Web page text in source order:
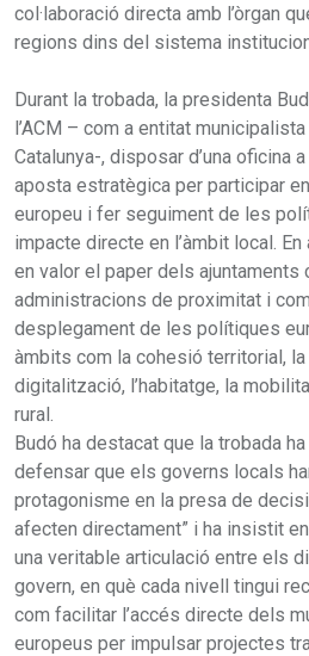
col·laboració directa amb l’òrgan
regions dins del sistema
Durant la trobada, la presidenta
l’ACM – com a entitat
Catalunya-, disposar d’una oficina
aposta estratègica per participar
europeu i fer seguiment de les
impacte directe en l’àmbit local.
en valor el paper dels ajuntaments
administracions de proximitat i
desplegament de les polítiques
àmbits com la cohesió territorial,
digitalització, l’habitatge, la
rural.
Budó ha destacat que la trobada
defensar que els governs locals
protagonisme en la presa de
afecten directament” i ha insistit
una veritable articulació entre els
govern, en què cada nivell tingui
com facilitar l’accés directe dels
europeus per impulsar projectes